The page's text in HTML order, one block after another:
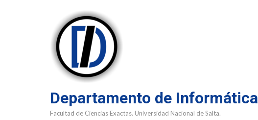
Departamento de Informática
Facultad de Ciencias Exactas. Universidad Nacional de Salta.